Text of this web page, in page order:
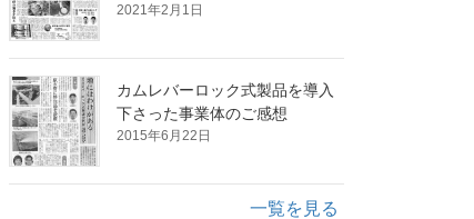
2021年2月1日
カムレバーロック式製品を導入
下さった事業体のご感想
2015年6月22日
一覧を見る